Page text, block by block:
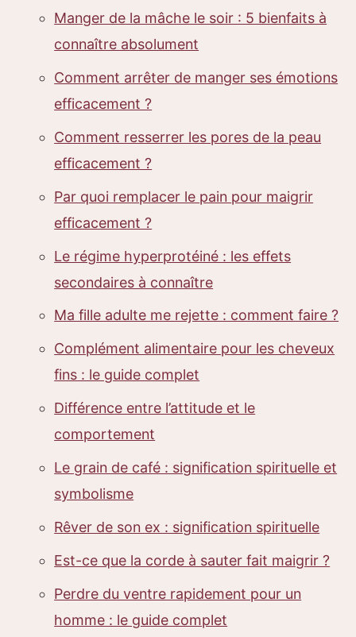
Manger de la mâche le soir : 5 bienfaits à
connaître absolument
Comment arrêter de manger ses émotions
efficacement ?
Comment resserrer les pores de la peau
efficacement ?
Par quoi remplacer le pain pour maigrir
efficacement ?
Le régime hyperprotéiné : les effets
secondaires à connaître
Ma fille adulte me rejette : comment faire ?
Complément alimentaire pour les cheveux
fins : le guide complet
Différence entre l’attitude et le
comportement
Le grain de café : signification spirituelle et
symbolisme
Rêver de son ex : signification spirituelle
Est-ce que la corde à sauter fait maigrir ?
Perdre du ventre rapidement pour un
homme : le guide complet